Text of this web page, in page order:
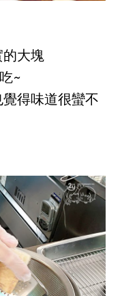
大塊
~
得味道很蠻不